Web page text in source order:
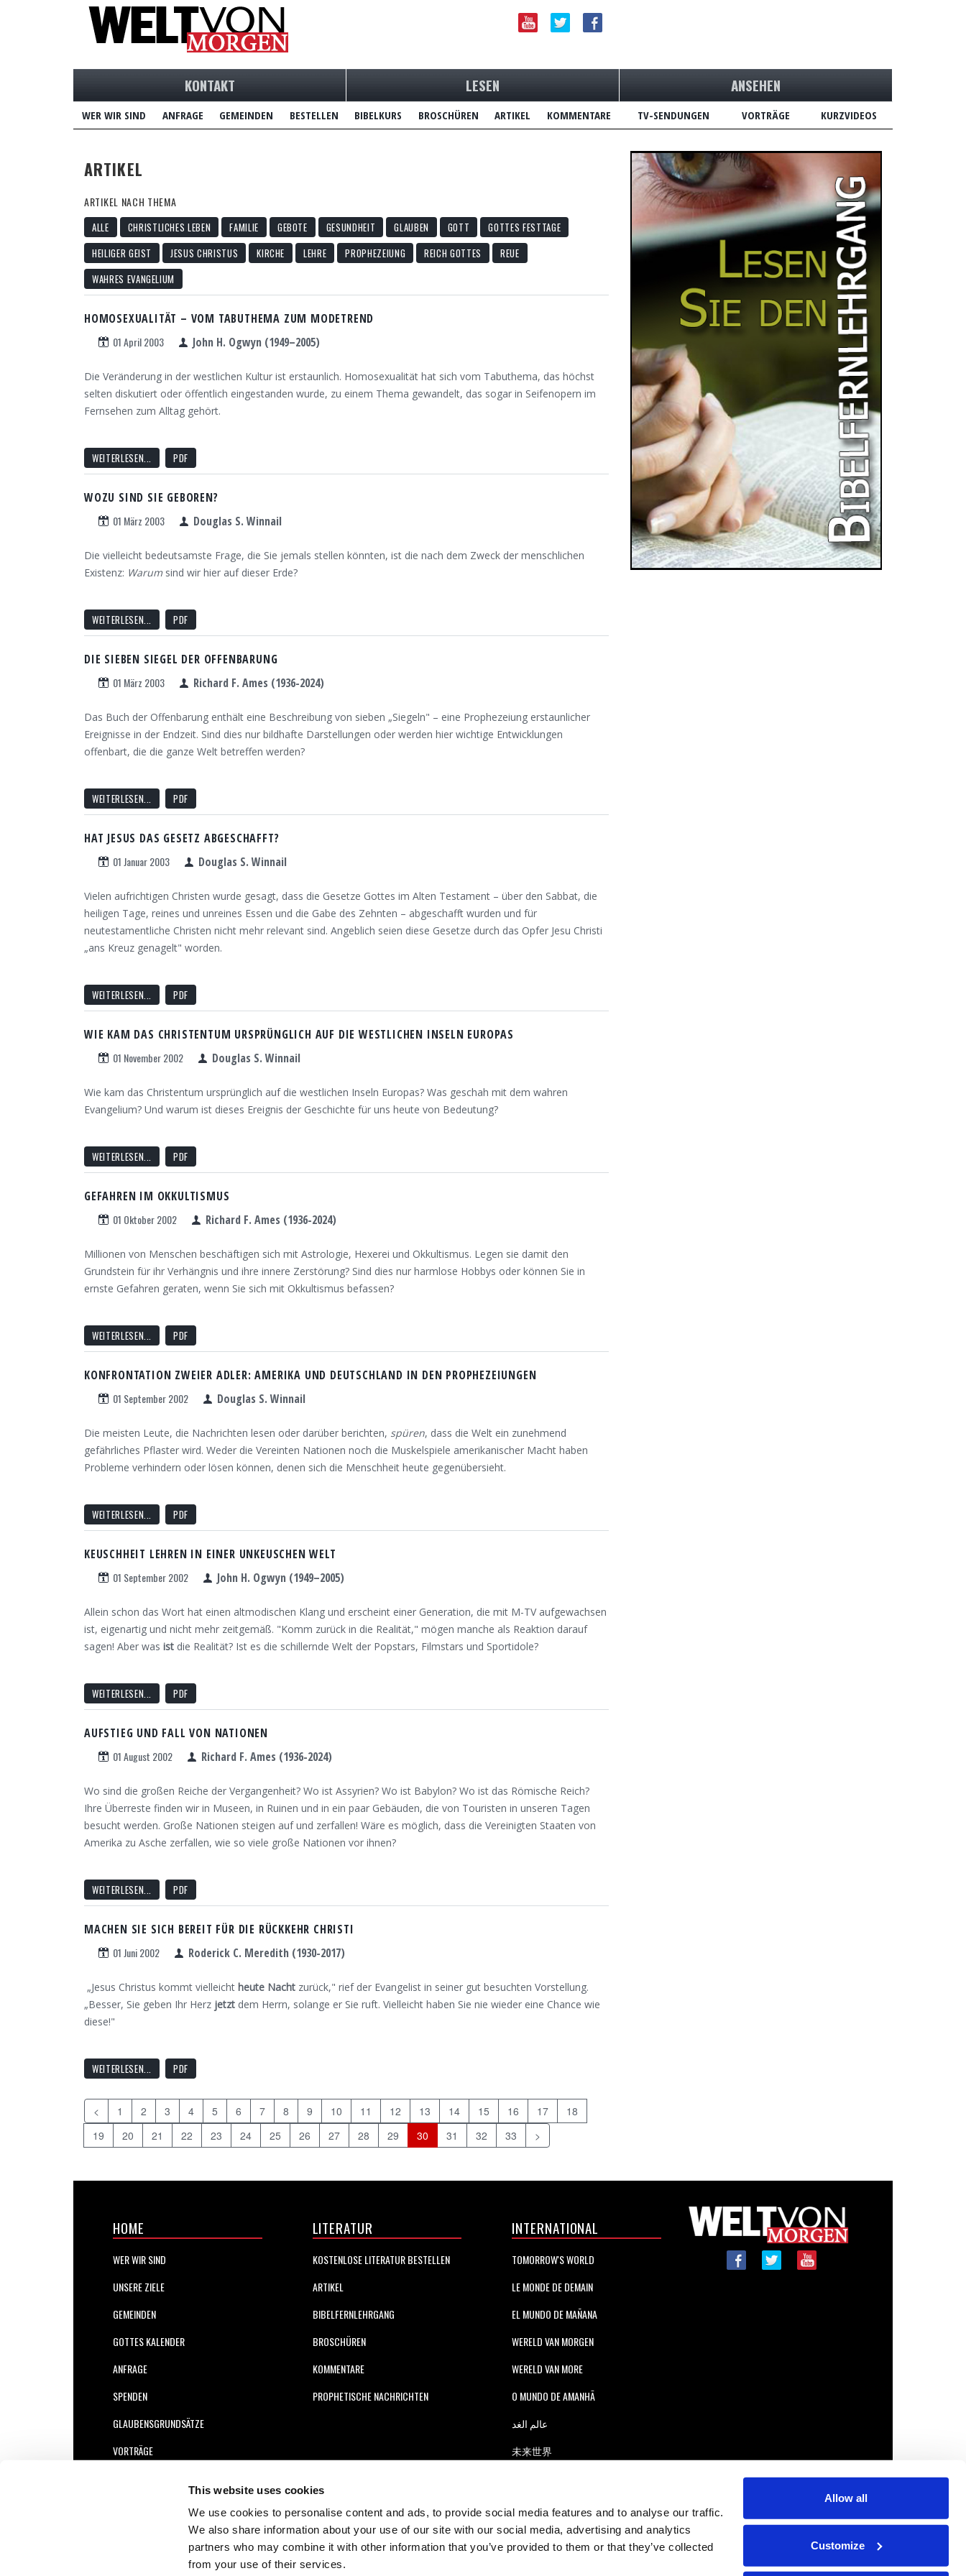
This website uses cookies
We use cookies to personalise content and ads, to provide social media features and to analyse our traffic.
We also share information about your use of our site with our social media, advertising and analytics
partners who may combine it with other information that you’ve provided to them or that they’ve collected
from your use of their services.
Allow all
Customize
KONTAKT
WER WIR SIND ANFRAGE GEMEINDEN BESTELLEN
LESEN
BIBELKURS BROSCHÜREN ARTIKEL KOMMENTARE
ANSEHEN
TV-SENDUNGEN VORTRÄGE KURZVIDEOS
ARTIKEL
ARTIKEL NACH THEMA
ALLE CHRISTLICHES LEBEN FAMILIE GEBOTE GESUNDHEIT GLAUBEN GOTT
GOTTES FESTTAGE
HEILIGER GEIST
JESUS CHRISTUS KIRCHE LEHRE PROPHEZEIUNG REICH GOTTES
REUE
WAHRES EVANGELIUM
HOMOSEXUALITÄT – VOM TABUTHEMA ZUM MODETREND
01 April 2003 John H. Ogwyn (1949–2005)
Die Veränderung in der westlichen Kultur ist erstaunlich. Homosexualität hat sich vom Tabuthema, das höchst
selten diskutiert oder öffentlich eingestanden wurde, zu einem Thema gewandelt, das sogar in Seifenopern im
Fernsehen zum Alltag gehört.
WEITERLESEN... PDF
WOZU SIND SIE GEBOREN?
01 März 2003 Douglas S. Winnail
Die vielleicht bedeutsamste Frage, die Sie jemals stellen könnten, ist die nach dem Zweck der menschlichen
Existenz: Warum sind wir hier auf dieser Erde?
WEITERLESEN... PDF
DIE SIEBEN SIEGEL DER OFFENBARUNG
01 März 2003 Richard F. Ames (1936-2024)
Das Buch der Offenbarung enthält eine Beschreibung von sieben „Siegeln" – eine Prophezeiung erstaunlicher
Ereignisse in der Endzeit. Sind dies nur bildhafte Darstellungen oder werden hier wichtige Entwicklungen
offenbart, die die ganze Welt betreffen werden?
WEITERLESEN... PDF
HAT JESUS DAS GESETZ ABGESCHAFFT?
01 Januar 2003 Douglas S. Winnail
Vielen aufrichtigen Christen wurde gesagt, dass die Gesetze Gottes im Alten Testament – über den Sabbat, die
heiligen Tage, reines und unreines Essen und die Gabe des Zehnten – abgeschafft wurden und für
neutestamentliche Christen nicht mehr relevant sind. Angeblich seien diese Gesetze durch das Opfer Jesu Christi
„ans Kreuz genagelt" worden.
WEITERLESEN... PDF
WIE KAM DAS CHRISTENTUM URSPRÜNGLICH AUF DIE WESTLICHEN INSELN EUROPAS
01 November 2002 Douglas S. Winnail
Wie kam das Christentum ursprünglich auf die westlichen Inseln Europas? Was geschah mit dem wahren
Evangelium? Und warum ist dieses Ereignis der Geschichte für uns heute von Bedeutung?
WEITERLESEN... PDF
GEFAHREN IM OKKULTISMUS
01 Oktober 2002 Richard F. Ames (1936-2024)
Millionen von Menschen beschäftigen sich mit Astrologie, Hexerei und Okkultismus. Legen sie damit den
Grundstein für ihr Verhängnis und ihre innere Zerstörung? Sind dies nur harmlose Hobbys oder können Sie in
ernste Gefahren geraten, wenn Sie sich mit Okkultismus befassen?
WEITERLESEN... PDF
KONFRONTATION ZWEIER ADLER: AMERIKA UND DEUTSCHLAND IN DEN PROPHEZEIUNGEN
01 September 2002 Douglas S. Winnail
Die meisten Leute, die Nachrichten lesen oder darüber berichten, spüren, dass die Welt ein zunehmend
gefährliches Pflaster wird. Weder die Vereinten Nationen noch die Muskelspiele amerikanischer Macht haben
Probleme verhindern oder lösen können, denen sich die Menschheit heute gegenübersieht.
WEITERLESEN... PDF
KEUSCHHEIT LEHREN IN EINER UNKEUSCHEN WELT
01 September 2002 John H. Ogwyn (1949–2005)
Allein schon das Wort hat einen altmodischen Klang und erscheint einer Generation, die mit M-TV aufgewachsen
ist, eigenartig und nicht mehr zeitgemäß. "Komm zurück in die Realität," mögen manche als Reaktion darauf
sagen! Aber was ist die Realität? Ist es die schillernde Welt der Popstars, Filmstars und Sportidole?
WEITERLESEN... PDF
AUFSTIEG UND FALL VON NATIONEN
01 August 2002 Richard F. Ames (1936-2024)
Wo sind die großen Reiche der Vergangenheit? Wo ist Assyrien? Wo ist Babylon? Wo ist das Römische Reich?
Ihre Überreste finden wir in Museen, in Ruinen und in ein paar Gebäuden, die von Touristen in unseren Tagen
besucht werden. Große Nationen steigen auf und zerfallen! Wäre es möglich, dass die Vereinigten Staaten von
Amerika zu Asche zerfallen, wie so viele große Nationen vor ihnen?
WEITERLESEN... PDF
MACHEN SIE SICH BEREIT FÜR DIE RÜCKKEHR CHRISTI
01 Juni 2002 Roderick C. Meredith (1930-2017)
„Jesus Christus kommt vielleicht heute Nacht zurück," rief der Evangelist in seiner gut besuchten Vorstellung.
„Besser, Sie geben Ihr Herz jetzt dem Herrn, solange er Sie ruft. Vielleicht haben Sie nie wieder eine Chance wie
diese!"
WEITERLESEN... PDF
< 1 2 3 4 5 6 7 8 9 10 11 12 13 14 15 16 17
18
19
20 21 22 23 24 25 26 27 28 29 30 31 32 33 >
HOME
WER WIR SIND
UNSERE ZIELE
GEMEINDEN
GOTTES KALENDER
ANFRAGE
SPENDEN
GLAUBENSGRUNDSÄTZE
VORTRÄGE
LITERATUR
KOSTENLOSE LITERATUR BESTELLEN
ARTIKEL
BIBELFERNLEHRGANG
BROSCHÜREN
KOMMENTARE
PROPHETISCHE NACHRICHTEN
INTERNATIONAL
TOMORROW'S WORLD
LE MONDE DE DEMAIN
EL MUNDO DE MAÑANA
WERELD VAN MORGEN
WERELD VAN MORE
O MUNDO DE AMANHÃ
عالم الغد
未来世界
कल का विश्व
МИР ЗАВТРА